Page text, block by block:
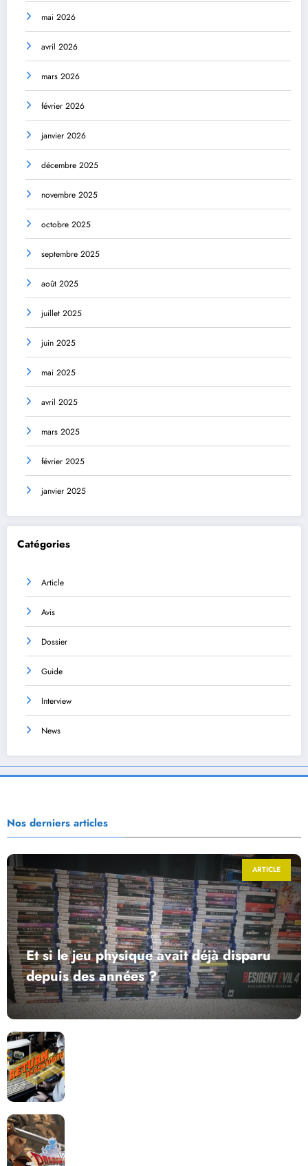
mai 2026
avril 2026
mars 2026
février 2026
janvier 2026
décembre 2025
novembre 2025
octobre 2025
septembre 2025
août 2025
juillet 2025
juin 2025
mai 2025
avril 2025
mars 2025
février 2025
janvier 2025
Catégories
Article
Avis
Dossier
Guide
Interview
News
Nos derniers articles
ARTICLE
Et si le jeu physique avait déjà disparu
depuis des années ?